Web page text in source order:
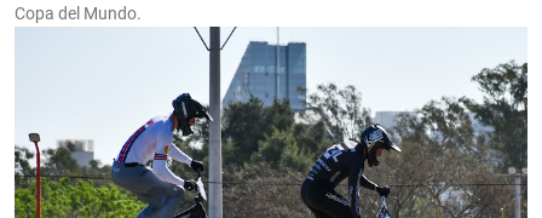
Copa del Mundo.